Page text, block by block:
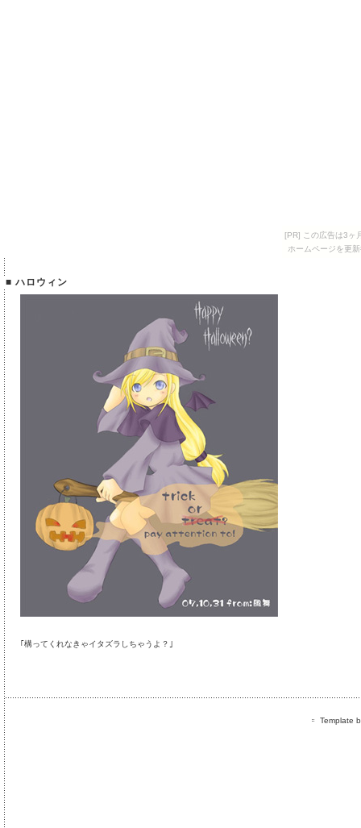
[PR] この広告は3ヶ
ホームページを更
■ ハロウィン
｢構ってくれなきゃイタズラしちゃうよ？｣
Template